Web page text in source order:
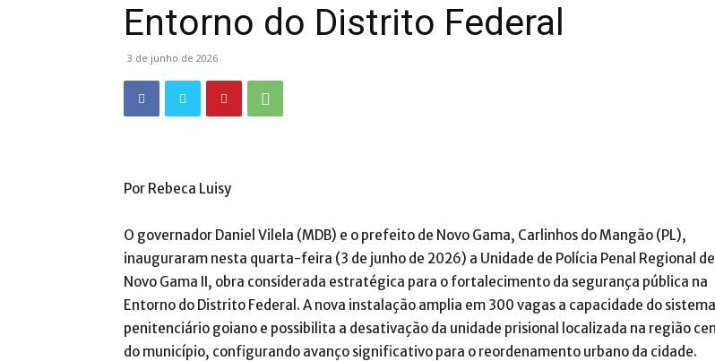
Entorno do Distrito Federal
3 de junho de 2026
Por Rebeca Luisy
O governador Daniel Vilela (MDB) e o prefeito de Novo Gama, Carlinhos do Mangão (PL),
inauguraram nesta quarta-feira (3 de junho de 2026) a Unidade de Polícia Penal Regional de
Novo Gama II, obra considerada estratégica para o fortalecimento da segurança pública na
Entorno do Distrito Federal. A nova instalação amplia em 300 vagas a capacidade do sistema
penitenciário goiano e possibilita a desativação da unidade prisional localizada na região
do município, configurando avanço significativo para o reordenamento urbano da cidade.